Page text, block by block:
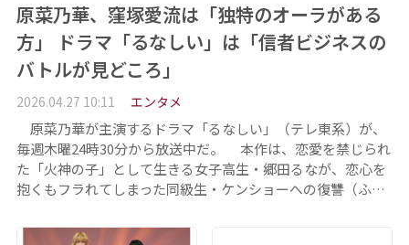
原菜乃華、窪塚愛流は「独特のオーラがある
方」 ドラマ「るなしい」は「信者ビジネスの
バトルが見どころ」
2026.04.27 10:11 エンタメ
原菜乃華が主演するドラマ「るなしい」（テレ東系）が、
毎週木曜24時30分から放送中だ。 本作は、恋愛を禁じられ
た「火神の子」として生きる女子高生・郷田るなが、恋心を
抱くもフラれてしまった同級生・ケンショーへの復讐（ふ…